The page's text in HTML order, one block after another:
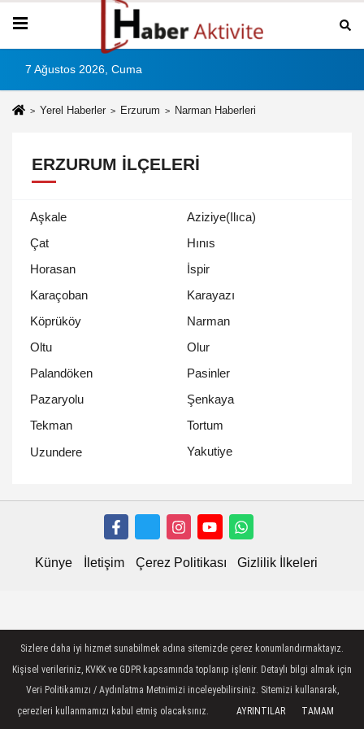
7 Ağustos 2026, Cuma
Yerel Haberler Erzurum Narman Haberleri
ERZURUM İLÇELERI
Aşkale
Aziziye(Ilıca)
Çat
Hınıs
Horasan
İspir
Karaçoban
Karayazı
Köprüköy
Narman
Oltu
Olur
Palandöken
Pasinler
Pazaryolu
Şenkaya
Tekman
Tortum
Uzundere
Yakutiye
Künye İletişim Çerez Politikası Gizlilik İlkeleri
Sizlere daha iyi hizmet sunabilmek adına sitemizde çerez konumlandırmaktayız.
Kişisel verileriniz, KVKK ve GDPR kapsamında toplanıp işlenir. Detaylı bilgi almak için
Veri Politikamızı / Aydınlatma Metnimizi inceleyebilirsiniz. Sitemizi kullanarak,
çerezleri kullanmamızı kabul etmiş olacaksınız.
AYRINTILAR TAMAM